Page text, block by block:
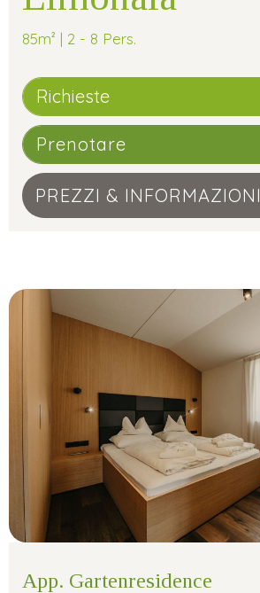
85m² | 2 - 8 Pers.
Richieste
Prenotare
PREZZI & INFORMAZIONI
App. Gartenresidence